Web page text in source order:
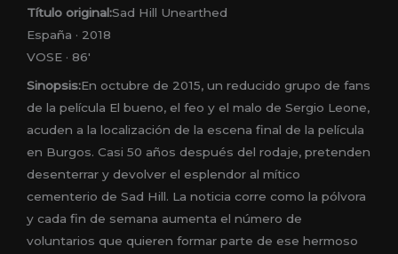
Título original:Sad Hill Unearthed
España · 2018
VOSE · 86′
Sinopsis:En octubre de 2015, un reducido grupo de fans
de la película El bueno, el feo y el malo de Sergio Leone,
acuden a la localización de la escena final de la película
en Burgos. Casi 50 años después del rodaje, pretenden
desenterrar y devolver el esplendor al mítico
cementerio de Sad Hill. La noticia corre como la pólvora
y cada fin de semana aumenta el número de
voluntarios que quieren formar parte de ese hermoso